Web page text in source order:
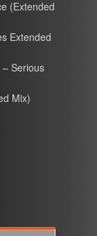
(Extended
Extended
Serious
Mix)